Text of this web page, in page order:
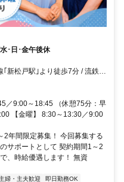
･日･金午後休
新松戸駅｣より徒歩7分 / 流鉄流
／9:00～18:45 （休憩75分：早
【金曜】 8:30～13:30／9:00
2年間限定募集！ 今回募集する
サポートとして 契約期間1～2
、時給優遇します！ 無資
主婦・主夫歓迎 即日勤務OK